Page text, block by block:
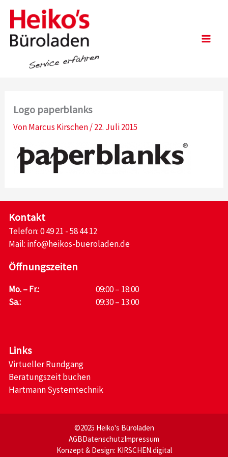
Inhalt
springen
Logo paperblanks
VonMarcus Kirschen/22. Juli 2015
Kontakt
Telefon:0 49 21 - 58 44 12
Mail: info@heikos-bueroladen.de
Öffnungszeiten
Mo. – Fr.:
09:00 – 18:00
Sa.:
09:30 – 13:00
Links
Virtueller Rundgang
Beratungszeit buchen
Hartmann Systemtechnik
©2025 Heiko's Büroladen
AGBDatenschutzImpressum
Konzept & Design: KIRSCHEN.digital